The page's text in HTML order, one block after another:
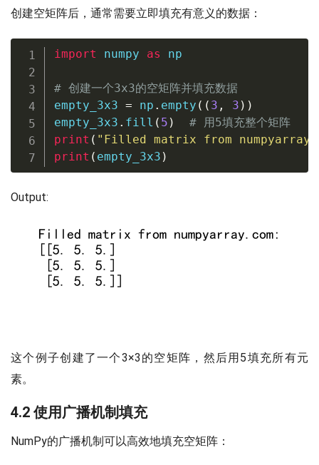
创建空矩阵后，通常需要立即填充有意义的数据：
import numpy as np
# 创建一个3x3的空矩阵并填充数据
empty_3x3 = np . empty ( ( 3 , 3 ) )
empty_3x3 . fill ( 5 )
# 用5填充整个矩阵
print ( "Filled matrix from
print ( empty_3x3 )
Output:
这个例子创建了一个3×3的空矩阵，然后用5填充所有元
素。
4.2 使用广播机制填充
NumPy的广播机制可以高效地填充空矩阵：